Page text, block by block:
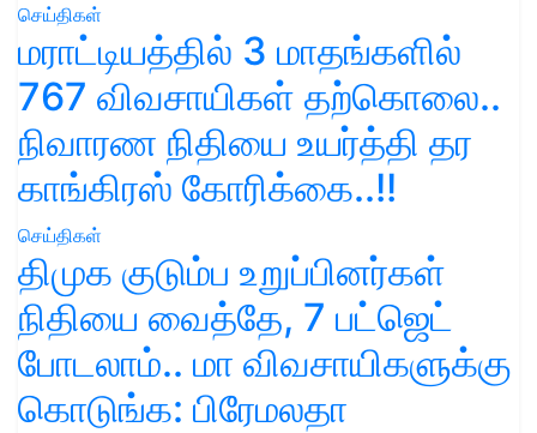
செய்திகள்
மராட்டியத்தில் 3 மாதங்களில்
767 விவசாயிகள் தற்கொலை..
நிவாரண நிதியை உயர்த்தி தர
காங்கிரஸ் கோரிக்கை..!!
செய்திகள்
திமுக குடும்ப உறுப்பினர்கள்
நிதியை வைத்தே, 7 பட்ஜெட்
போடலாம்.. மா விவசாயிகளுக்கு
கொடுங்க: பிரேமலதா